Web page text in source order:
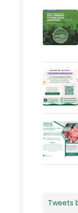
Tweets